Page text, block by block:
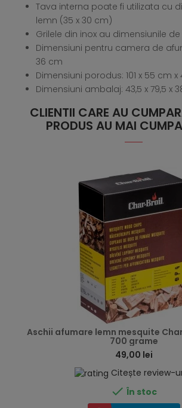
Tava interna poate fi utilizata cu
lemn (35 x 30 cm)
Grilele din inox au dimensiunile de
Dimensiuni pentru camera de
36 cm
Dimensiuni porodus: 101 x 55 cm x
Dimensiuni ambalaj: 43,5 x 79,5 x
CLIENTII CARE AU
PRODUS AU MAI
Aschii afumare lemn mesquite
700 grame
49,00 lei
Citește review-
 În stoc